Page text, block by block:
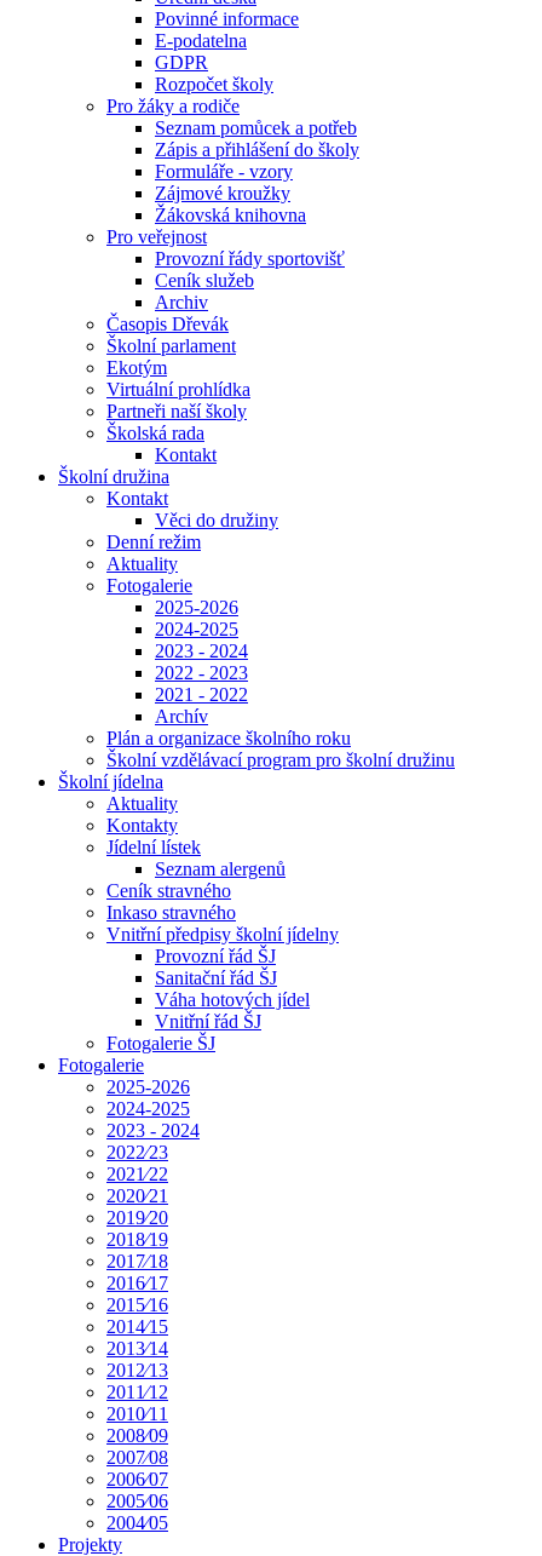
Povinné informace
E-podatelna
GDPR
Rozpočet školy
Pro žáky a rodiče
Seznam pomůcek a potřeb
Zápis a přihlášení do školy
Formuláře - vzory
Zájmové kroužky
Žákovská knihovna
Pro veřejnost
Provozní řády sportovišť
Ceník služeb
Archiv
Časopis Dřevák
Školní parlament
Ekotým
Virtuální prohlídka
Partneři naší školy
Školská rada
Kontakt
Školní družina
Kontakt
Věci do družiny
Denní režim
Aktuality
Fotogalerie
2025-2026
2024-2025
2023 - 2024
2022 - 2023
2021 - 2022
Archív
Plán a organizace školního roku
Školní vzdělávací program pro školní družinu
Školní jídelna
Aktuality
Kontakty
Jídelní lístek
Seznam alergenů
Ceník stravného
Inkaso stravného
Vnitřní předpisy školní jídelny
Provozní řád ŠJ
Sanitační řád ŠJ
Váha hotových jídel
Vnitřní řád ŠJ
Fotogalerie ŠJ
Fotogalerie
2025-2026
2024-2025
2023 - 2024
2022⁄23
2021⁄22
2020⁄21
2019⁄20
2018⁄19
2017⁄18
2016⁄17
2015⁄16
2014⁄15
2013⁄14
2012⁄13
2011⁄12
2010⁄11
2008⁄09
2007⁄08
2006⁄07
2005⁄06
2004⁄05
Projekty